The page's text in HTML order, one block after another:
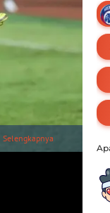
Selengkapnya